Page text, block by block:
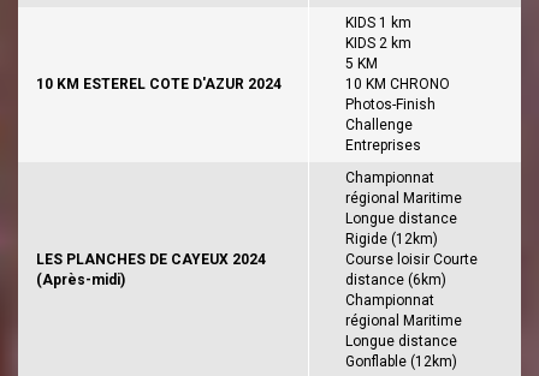
10 KM ESTEREL COTE D'AZUR 2024
KIDS 1 km
KIDS 2 km
5 KM
10 KM CHRONO
Photos-Finish
Challenge
Entreprises
LES PLANCHES DE CAYEUX 2024
(Après-midi)
Championnat
régional Maritime
Longue distance
Rigide (12km)
Course loisir Courte
distance (6km)
Championnat
régional Maritime
Longue distance
Gonflable (12km)